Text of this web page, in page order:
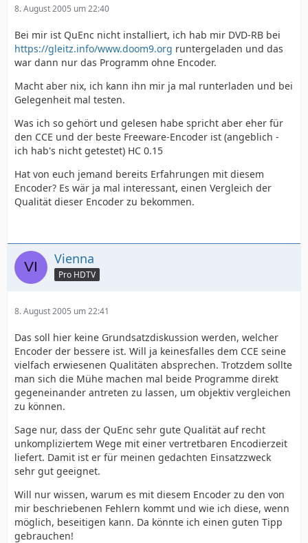
8. August 2005 um 22:40
Bei mir ist QuEnc nicht installiert, ich hab mir DVD-RB bei
https://gleitz.info/www.doom9.org runtergeladen und das
war dann nur das Programm ohne Encoder.
Macht aber nix, ich kann ihn mir ja mal runterladen und bei
Gelegenheit mal testen.
Was ich so gehört und gelesen habe spricht aber eher für
den CCE und der beste Freeware-Encoder ist (angeblich -
ich hab's nicht getestet) HC 0.15
Hat von euch jemand bereits Erfahrungen mit diesem
Encoder? Es wär ja mal interessant, einen Vergleich der
Qualität dieser Encoder zu bekommen.
Vienna
Pro HDTV
8. August 2005 um 22:41
Das soll hier keine Grundsatzdiskussion werden, welcher
Encoder der bessere ist. Will ja keinesfalles dem CCE seine
vielfach erwiesenen Qualitäten absprechen. Trotzdem sollte
man sich die Mühe machen mal beide Programme direkt
gegeneinander antreten zu lassen, um objektiv vergleichen
zu können.
Sage nur, dass der QuEnc sehr gute Qualität auf recht
unkompliziertem Wege mit einer vertretbaren Encodierzeit
liefert. Damit ist er für meinen gedachten Einsatzzweck
sehr gut geeignet.
Will nur wissen, warum es mit diesem Encoder zu den von
mir beschriebenen Fehlern kommt und wie ich diese, wenn
möglich, beseitigen kann. Da könnte ich einen guten Tipp
gebrauchen!